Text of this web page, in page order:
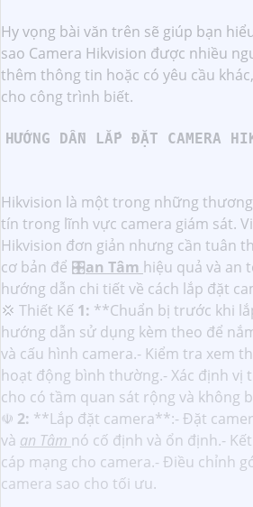
Hy vọng bài văn trên sẽ giúp bạn
sao Camera Hikvision được nhiều
thêm thông tin hoặc có yêu cầu
cho công trình biết.
HƯỚNG DẪN LẮP ĐẶT CAMERA
Hikvision là một trong những
tín trong lĩnh vực camera giám sát.
Hikvision đơn giản nhưng cần tuân
cơ bản để 🎛an Tâm hiệu quả và an
hướng dẫn chi tiết về cách lắp đặt
💢 Thiết Kế 1: **Chuẩn bị trước khi
hướng dẫn sử dụng kèm theo để
và cấu hình camera.- Kiểm tra xem
hoạt động bình thường.- Xác định vị
cho có tầm quan sát rộng và không
☫ 2: **Lắp đặt camera**:- Đặt
và an Tâm nó cố định và ổn định.-
cáp mạng cho camera.- Điều chỉnh
camera sao cho tối ưu.